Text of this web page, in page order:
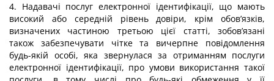
4. Надавачі послуг електронної ідентифікації, що мають
високий або середній рівень довіри, крім обов’язків,
визначених частиною третьою цієї статті, зобов’язані
також забезпечувати чітке та вичерпне повідомлення
будь-якій особі, яка звернулася за отриманням послуги
електронної ідентифікації, про умови використання такої